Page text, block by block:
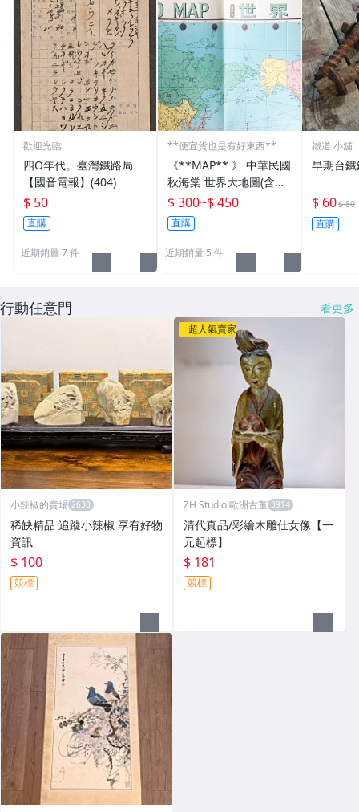
歡迎光臨
四O年代。臺灣鐵路局
【國音電報】(404)
$ 50
直購
近期銷量 7 件
**便宜貨也是有好東西**
《**MAP** 》 中華民國
秋海棠 世界大地圖(含各
國國旗) 文獻珍藏
$ 300~$ 450
直購
近期銷量 5 件
鐵道 小舖
早期台
$ 60$ 80
直購
行動任意門 看更多
小辣椒的賣場
稀缺精品 追蹤小辣椒 享有好物
資訊
$ 100
競標
超人氣賣家
ZH Studio 歐洲古董
清代真品/彩繪木雕仕女像【一
元起標】
$ 181
競標